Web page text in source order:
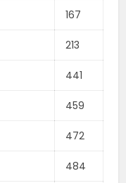
167
213
441
459
472
484